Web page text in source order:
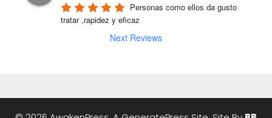
Personas como ellos da gusto
tratar ,rapidez y eficaz
Next Reviews